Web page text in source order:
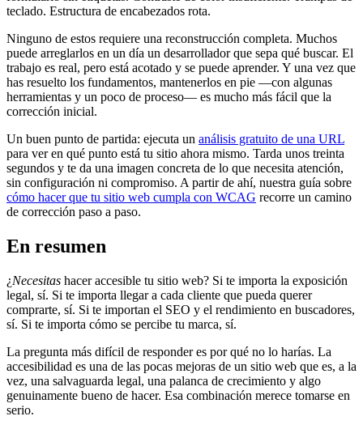
teclado. Estructura de encabezados rota.
Ninguno de estos requiere una reconstrucción completa. Muchos
puede arreglarlos en un día un desarrollador que sepa qué buscar. El
trabajo es real, pero está acotado y se puede aprender. Y una vez que
has resuelto los fundamentos, mantenerlos en pie —con algunas
herramientas y un poco de proceso— es mucho más fácil que la
corrección inicial.
Un buen punto de partida: ejecuta un análisis gratuito de una URL
para ver en qué punto está tu sitio ahora mismo. Tarda unos treinta
segundos y te da una imagen concreta de lo que necesita atención,
sin configuración ni compromiso. A partir de ahí, nuestra guía sobre
cómo hacer que tu sitio web cumpla con WCAG recorre un camino
de corrección paso a paso.
En resumen
¿Necesitas hacer accesible tu sitio web? Si te importa la exposición
legal, sí. Si te importa llegar a cada cliente que pueda querer
comprarte, sí. Si te importan el SEO y el rendimiento en buscadores,
sí. Si te importa cómo se percibe tu marca, sí.
La pregunta más difícil de responder es por qué no lo harías. La
accesibilidad es una de las pocas mejoras de un sitio web que es, a la
vez, una salvaguarda legal, una palanca de crecimiento y algo
genuinamente bueno de hacer. Esa combinación merece tomarse en
serio.